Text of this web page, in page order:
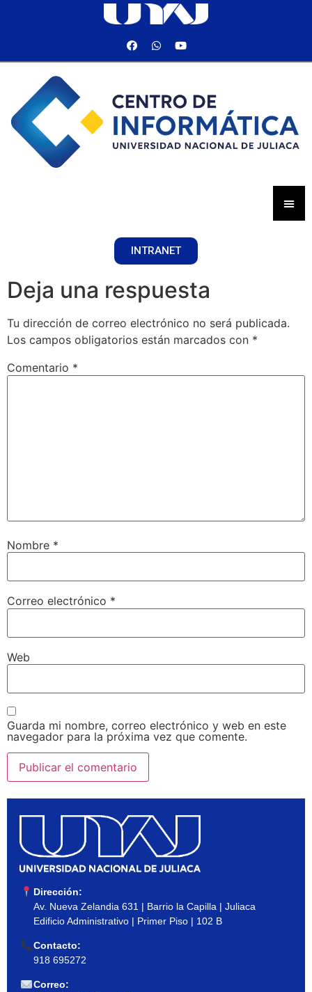
INTRANET
Deja una respuesta
Tu dirección de correo electrónico no será publicada.
Los campos obligatorios están marcados con *
Comentario *
Nombre *
Correo electrónico *
Web
Guarda mi nombre, correo electrónico y web en este
navegador para la próxima vez que comente.
Dirección:
Av. Nueva Zelandia 631 | Barrio la Capilla | Juliaca
Edificio Administrativo | Primer Piso | 102 B
Contacto:
918 695272
Correo: